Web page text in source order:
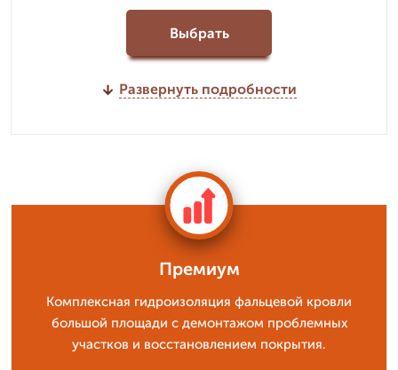
Выбрать
Развернуть подробности
Премиум
Комплексная гидроизоляция фальцевой кровли
большой площади с демонтажом проблемных
участков и восстановлением покрытия.